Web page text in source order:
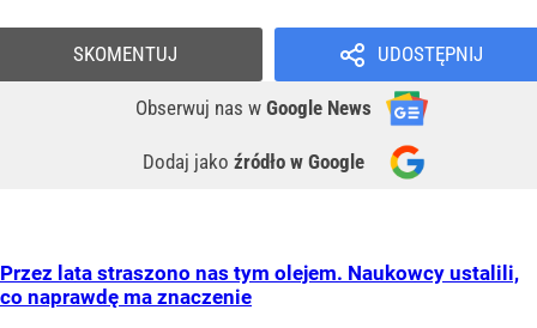
UDOSTĘPNIJ
Obserwuj nas w Google News
Dodaj jako źródło w Google
SKOMENTUJ
Przez lata straszono nas tym olejem. Naukowcy ustalili,
co naprawdę ma znaczenie